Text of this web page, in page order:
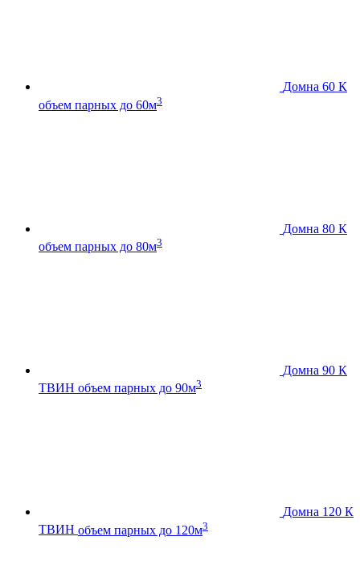
Домна 60 К
объем парных до 60м3
Домна 80 К
объем парных до 80м3
Домна 90 К
ТВИН объем парных до 90м3
Домна 120 К
ТВИН объем парных до 120м3